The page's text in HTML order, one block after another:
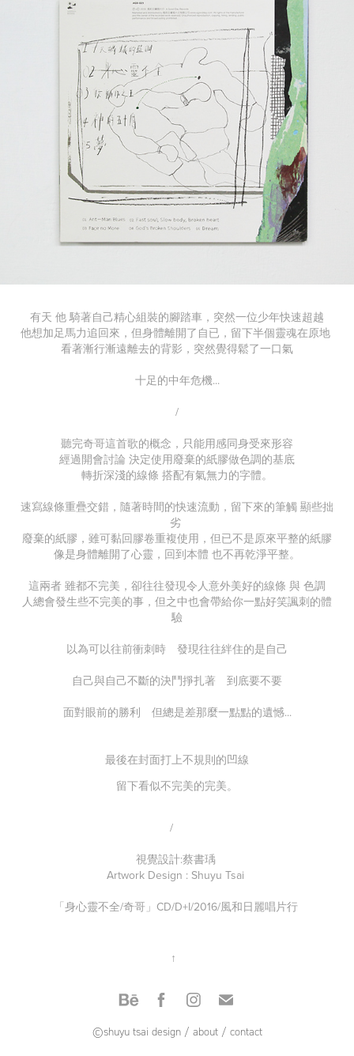
有天 他 騎著自己精心組裝的腳踏車，突然一位少年快速超越
他想加足馬力追回來，但身體離開了自已，留下半個靈魂在原地
看著漸行漸遠離去的背影，突然覺得鬆了一口氣
十足的中年危機...
/
聽完奇哥這首歌的概念，只能用感同身受來形容
經過開會討論 決定使用廢棄的紙膠做色調的基底
轉折深淺的線條 搭配有氣無力的字體。
速寫線條重疊交錯，隨著時間的快速流動，留下來的筆觸 顯些拙
劣
廢棄的紙膠，雖可黏回膠卷重複使用，但已不是原來平整的紙膠
像是身體離開了心靈，回到本體 也不再乾淨平整。
這兩者 雖都不完美，卻往往發現令人意外美好的線條 與 色調
人總會發生些不完美的事，但之中也會帶給你一點好笑諷刺的體
驗
以為可以往前衝刺時 發現往往絆住的是自己
自己與自己不斷的決鬥掙扎著 到底要不要
面對眼前的勝利 但總是差那麼一點點的遺憾...
最後在封面打上不規則的凹線
留下看似不完美的完美。
/
視覺設計:蔡書瑀
Artwork Design : Shuyu Tsai
「身心靈不全/奇哥」CD/D+I/2016/風和日麗唱片行
↑
©shuyu tsai design/ about/ contact